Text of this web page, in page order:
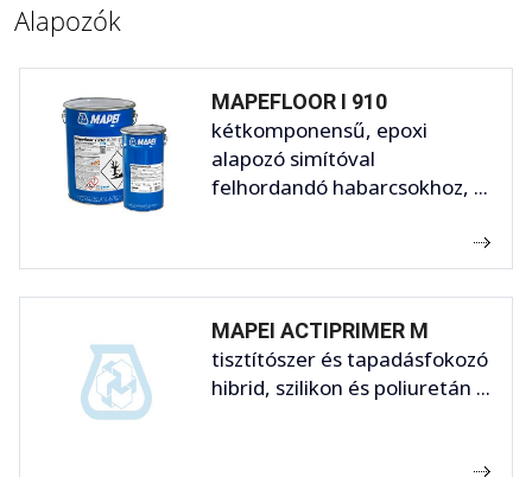
Alapozók
MAPEFLOOR I 910
kétkomponensű, epoxi
alapozó simítóval
felhordandó habarcsokhoz, ...
MAPEI ACTIPRIMER M
tisztítószer és tapadásfokozó
hibrid, szilikon és poliuretán ...